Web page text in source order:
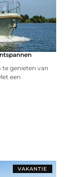
te genieten van
een
VAKANTIE